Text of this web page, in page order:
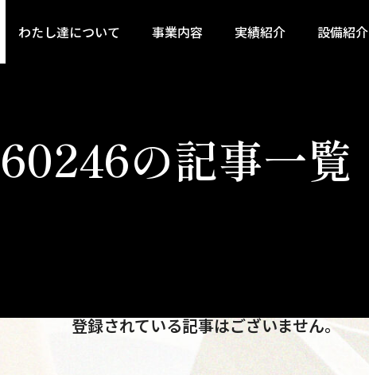
わたし達について 事業内容 実績紹介 設備紹介
の記事一覧
登録されている記事はございません。